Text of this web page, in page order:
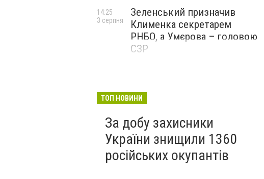
Зеленський призначив
Клименка секретарем
РНБО, а Умєрова – головою
СЗР
14:25
3 серпня
ТОП НОВИНИ
За добу захисники
України знищили 1360
російських окупантів